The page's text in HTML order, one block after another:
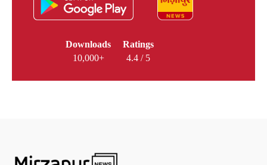
Downloads
10,000+
Ratings
4.4 / 5